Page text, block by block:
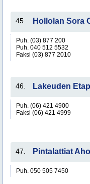
45. Hollolan Sora
Puh. (03) 877 200
Puh. 040 512 5532
Faksi (03) 877 2010
46. Lakeuden
Puh. (06) 421 4900
Faksi (06) 421 4999
47. Pintalattiat
Puh. 050 505 7450